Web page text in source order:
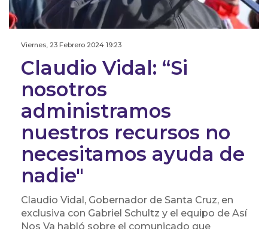
Viernes, 23 Febrero 2024 19:23
Claudio Vidal: “Si
nosotros
administramos
nuestros recursos no
necesitamos ayuda de
nadie"
Claudio Vidal, Gobernador de Santa Cruz, en
exclusiva con Gabriel Schultz y el equipo de Así
Nos Va habló sobre el comunicado que